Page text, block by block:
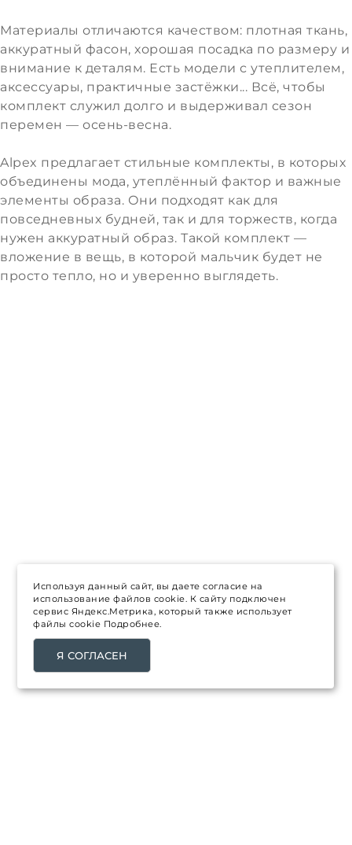
Материалы отличаются качеством: плотная ткань,
аккуратный фасон, хорошая посадка по размеру и
внимание к деталям. Есть модели с утеплителем,
аксессуары, практичные застёжки... Всё, чтобы
комплект служил долго и выдерживал сезон
перемен — осень-весна.
Alpex предлагает стильные комплекты, в которых
объединены мода, утеплённый фактор и важные
элементы образа. Они подходят как для
повседневных будней, так и для торжеств, когда
нужен аккуратный образ. Такой комплект —
вложение в вещь, в которой мальчик будет не
просто тепло, но и уверенно выглядеть.
Используя данный сайт, вы даете согласие на
использование файлов cookie. К сайту подключен
сервис Яндекс.Метрика, который также использует
файлы cookie Подробнее.
Я СОГЛАСЕН